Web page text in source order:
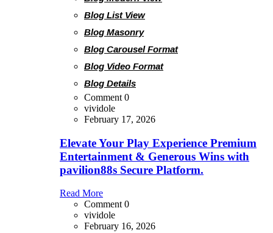
Blog Carousel Format
Blog Video Format
Blog Details
vividole
February 17, 2026
Elevate Your Play Experience Premium
Entertainment & Generous Wins with
Read More
Comment 0
vividole
February 16, 2026
Chicken Road – Slot di casin online che
celebra le galline coraggiose che sfidano